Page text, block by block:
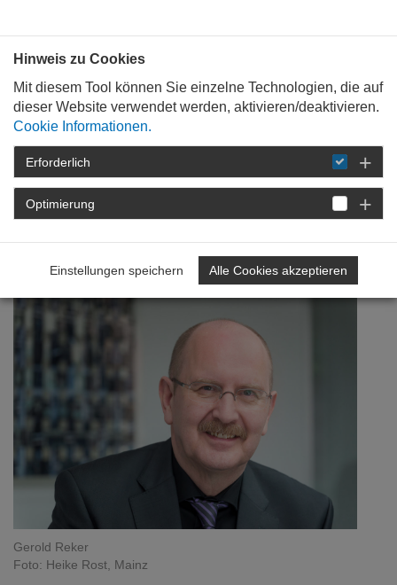
STARTSEITE DETAIL
Mehr Mitte, bitte!
Gerold Reker
Foto: Heike Rost, Mainz
Hinweis zu Cookies
Mit diesem Tool können Sie einzelne Technologien, die auf
dieser Website verwendet werden, aktivieren/deaktivieren.
Cookie Informationen.
Erforderlich
Optimierung
Einstellungen speichern Alle Cookies akzeptieren